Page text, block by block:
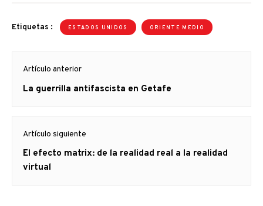
Etiquetas : ESTADOS UNIDOS ORIENTE MEDIO
de
entradas
Artículo anterior
Artículo
La guerrilla antifascista en Getafe
Artículo siguiente
Artículo
siguiente:
El efecto matrix: de la realidad real a la realidad
virtual